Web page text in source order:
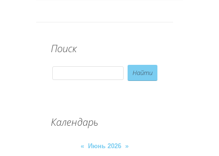
Поиск
Календарь
« Июнь 2026 »